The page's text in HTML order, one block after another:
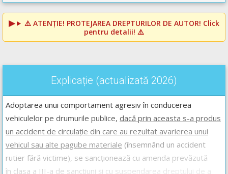
⚠️ ATENȚIE! PROTEJAREA DREPTURILOR DE AUTOR! Click
pentru detalii! ⚠️
Explicație (actualizată 2026)
Adoptarea unui comportament agresiv în conducerea
vehiculelor pe drumurile publice, dacă prin aceasta s-a produs
un accident de circulație din care au rezultat avarierea unui
vehicul sau alte pagube materiale (însemnând un accident
rutier fără victime), se sancționează cu amenda prevăzută
în clasa a III-a de sancțiuni și cu suspendarea dreptului de a